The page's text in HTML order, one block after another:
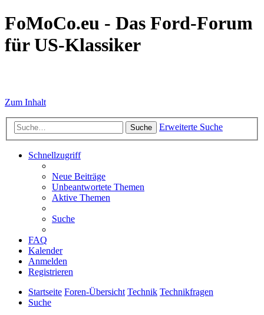
FoMoCo.eu - Das Ford-Forum
für US-Klassiker
Zum Inhalt
Suche Erweiterte Suche
Schnellzugriff
Neue Beiträge
Unbeantwortete Themen
Aktive Themen
Suche
FAQ
Kalender
Anmelden
Registrieren
Startseite Foren-Übersicht Technik Technikfragen
Suche